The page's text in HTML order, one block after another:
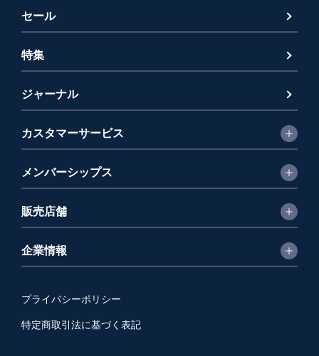
セール
特集
ジャーナル
カスタマーサービス
メンバーシップス
販売店舗
企業情報
プライバシーポリシー
特定商取引法に基づく表記